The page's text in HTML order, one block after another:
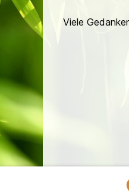
Viele